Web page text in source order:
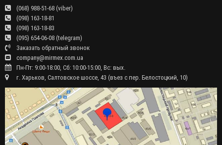
(068) 988-51-68 (viber)
(098) 163-18-81
(098) 163-18-83
(095) 654-06-08 (telegram)
Заказать обратный звонок
company@mirmex.com.ua
Пн-Пт: 9:00-18:00, Сб: 10:00-15:00, Вс: вых.
г. Харьков, Салтовское шоссе, 43 (въез с пер. Белостоцкий, 10)